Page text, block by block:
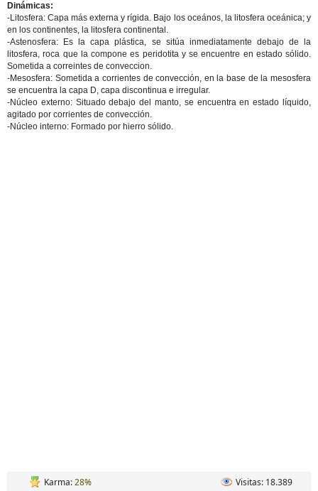
Dinámicas:
-Litosfera: Capa más externa y rígida. Bajo los oceános, la litosfera oceánica; y
en los continentes, la litosfera continental.
-Astenosfera: Es la capa plástica, se sitúa inmediatamente debajo de la
litosfera, roca que la compone es peridotita y se encuentre en estado sólido.
Sometida a correintes de conveccion.
-Mesosfera: Sometida a corrientes de convección, en la base de la mesosfera
se encuentra la capa D, capa discontinua e irregular.
-Núcleo externo: Situado debajo del manto, se encuentra en estado líquido,
agitado por corrientes de convección.
-Núcleo interno: Formado por hierro sólido.
Karma:28% Visitas: 18.389